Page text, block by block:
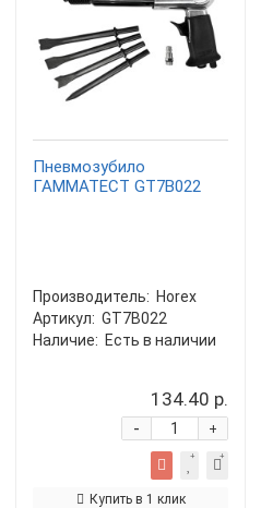
Пневмозубило
ГАММАТЕСТ GT7B022
Производитель: Horex
Артикул: GT7B022
Наличие: Есть в наличии
134.40 р.
+
-
Купить в 1 клик